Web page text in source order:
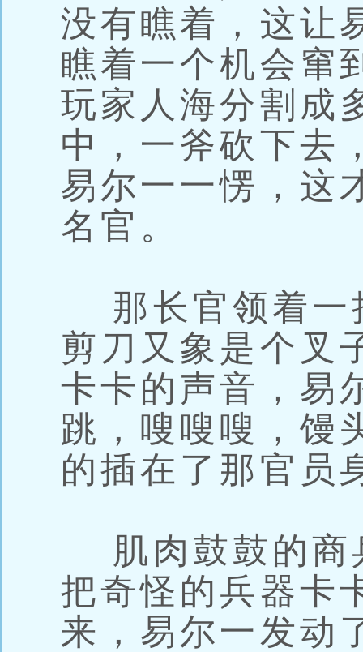
没有瞧着，这让
瞧着一个机会窜
玩家人海分割成
中，一斧砍下去
易尔一一愣，这
名官。
那长官领着一
剪刀又象是个叉
卡卡的声音，易
跳，嗖嗖嗖，馒
的插在了那官员
肌肉鼓鼓的商
把奇怪的兵器卡
来，易尔一发动